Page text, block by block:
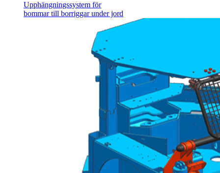
Upphängningssystem för
bommar till borriggar under jord